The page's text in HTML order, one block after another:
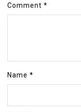
Comment *
Name *